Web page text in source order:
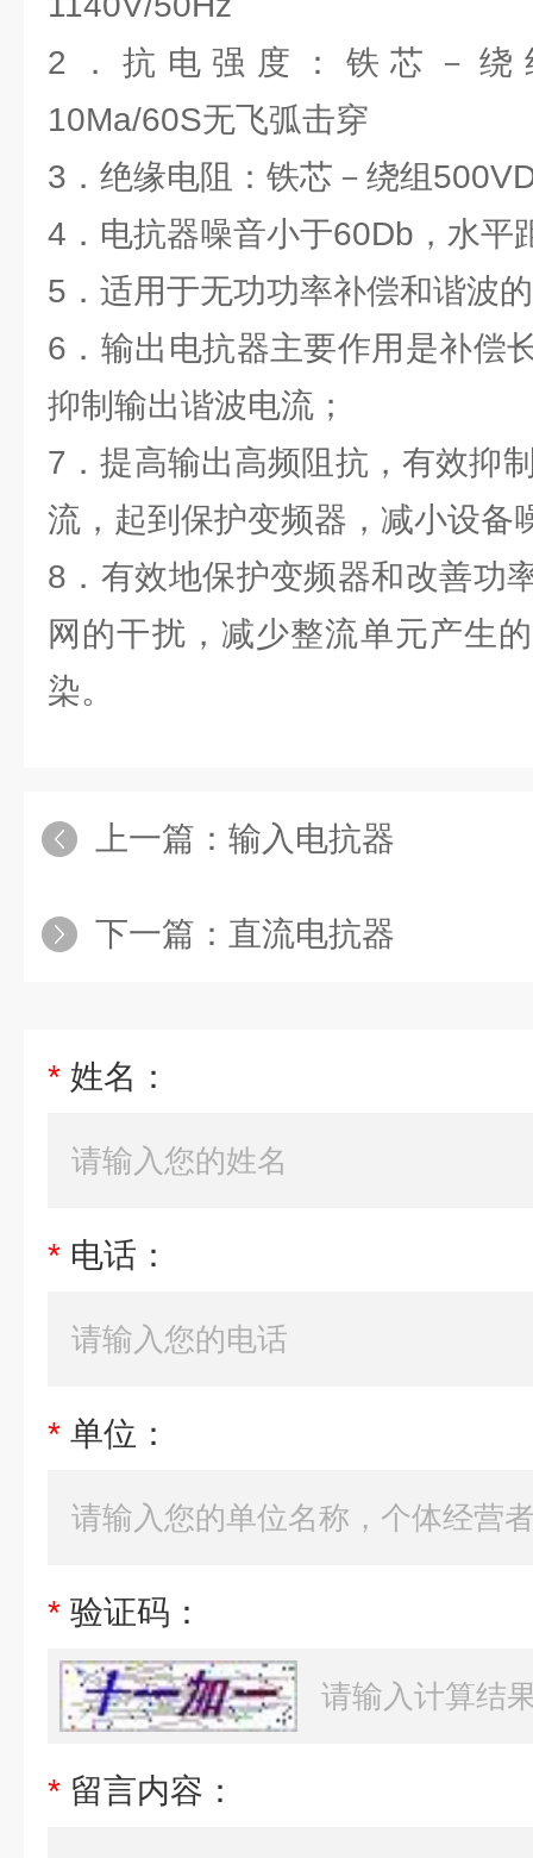
2．抗电强度：铁芯－绕
10Ma/60S无飞弧击穿
3．绝缘电阻：铁芯－绕组
4．电抗器噪音小于60Db，水平
5．适用于无功功率补偿和谐波
6．输出电抗器主要作用是补偿
抑制输出谐波电流；
7．提高输出高频阻抗，有效抑
流，起到保护变频器，减小设备
8．有效地保护变频器和改善功
网的干扰，减少整流单元产生
染。
上一篇： 输入电抗器
下一篇： 直流电抗器
* 姓名：
* 电话：
* 单位：
* 验证码：
* 留言内容：